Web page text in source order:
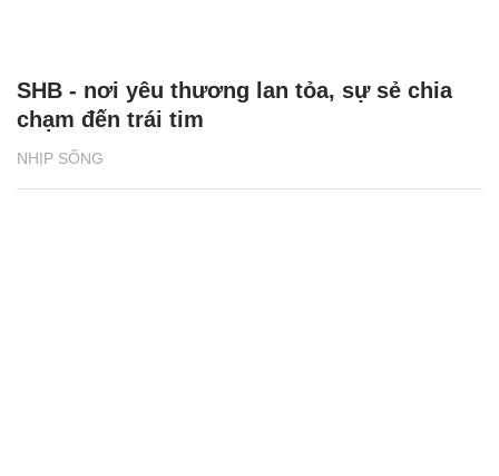
NHỊP SỐNG
SHB - nơi yêu thương lan tỏa, sự sẻ chia
chạm đến trái tim